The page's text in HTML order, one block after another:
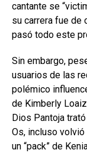
cantante se
su carrera fue de
pasó todo este
Sin embargo,
usuarios de las
polémico
de Kimberly
Dios Pantoja
Os, incluso
un “pack” de